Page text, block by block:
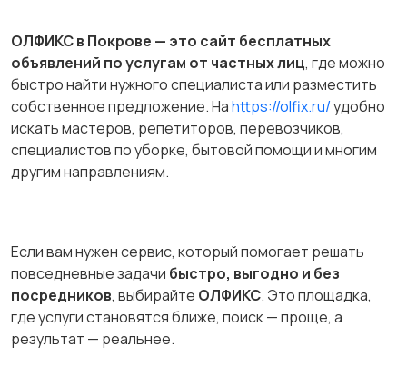
ОЛФИКС в Покрове — это сайт бесплатных
объявлений по услугам от частных лиц, где можно
быстро найти нужного специалиста или разместить
собственное предложение. Наhttps://olfix.ru/удобно
искать мастеров, репетиторов, перевозчиков,
специалистов по уборке, бытовой помощи и многим
другим направлениям.
Если вам нужен сервис, который помогает решать
повседневные задачи быстро, выгодно и без
посредников, выбирайте ОЛФИКС. Это площадка,
где услуги становятся ближе, поиск — проще, а
результат — реальнее.